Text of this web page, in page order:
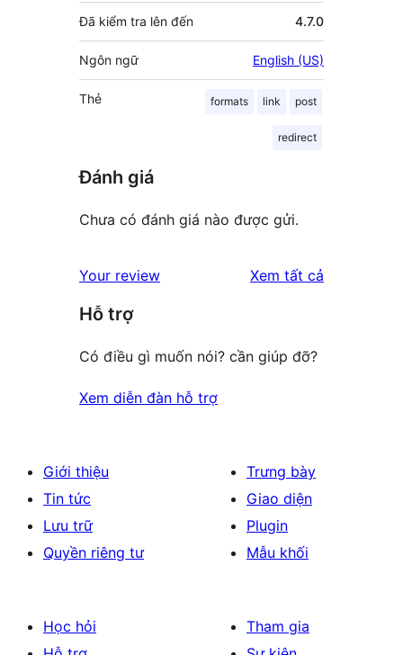
Đã kiểm tra lên đến 4.7.0
Ngôn ngữ English (US)
Thẻ formats link post
redirect
Đánh giá
Chưa có đánh giá nào được gửi.
Your review Xem tất cả
Hỗ trợ
Có điều gì muốn nói? cần giúp đỡ?
Xem diễn đàn hỗ trợ
Giới thiệu
Tin tức
Lưu trữ
Quyền riêng tư
Trưng bày
Giao diện
Plugin
Mẫu khối
Học hỏi
Tham gia